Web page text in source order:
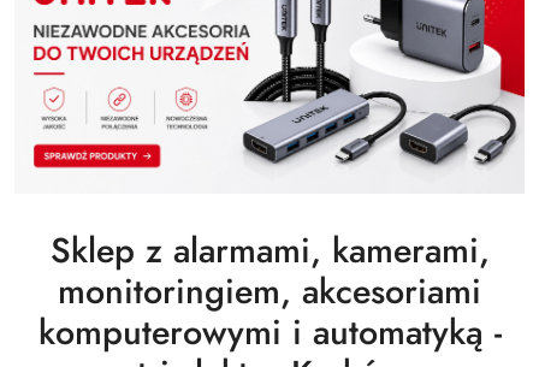
Sklep z alarmami, kamerami,
monitoringiem, akcesoriami
komputerowymi i automatyką -